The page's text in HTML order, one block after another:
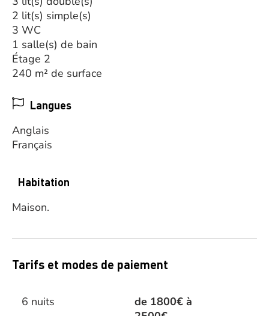
2 lit(s) simple(s)
3 WC
1 salle(s) de bain
Étage 2
240 m² de surface
Langues
Anglais
Français
Habitation
Maison.
Tarifs et modes de paiement
6 nuits
de 1800€ à